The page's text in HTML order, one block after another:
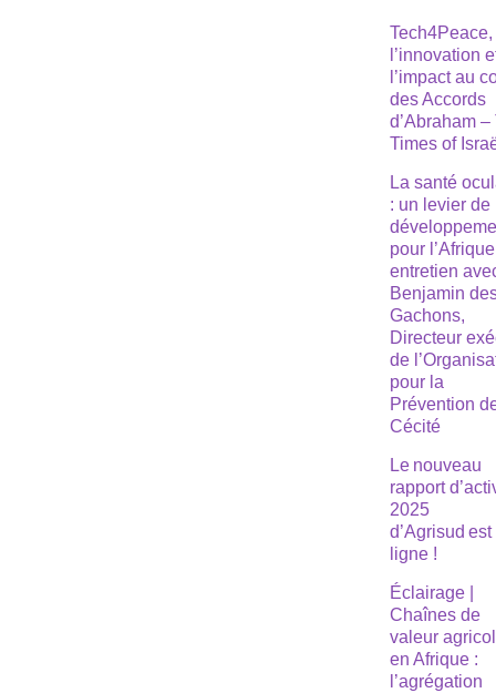
Tech4Peace,
l’innovation
l’impact au
des Accords
d’Abraham –
Times of
La santé
: un levier de
pour
entretien
Benjamin
Gachons,
Directeur
de
pour la
Prévention
Cécité
Le nouveau
rapport
2025
d’Agrisud
ligne !
Éclairage |
Chaînes de
valeur
en Afrique :
l’agrégation